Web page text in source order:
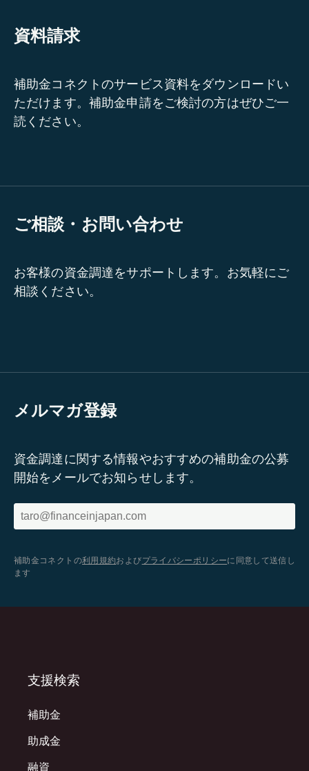
資料請求
補助金コネクトのサービス資料をダウンロードい
ただけます。補助金申請をご検討の方はぜひご一
読ください。
ご相談・お問い合わせ
お客様の資金調達をサポートします。お気軽にご
相談ください。
メルマガ登録
資金調達に関する情報やおすすめの補助金の公募
開始をメールでお知らせします。
補助金コネクトの利用規約およびプライバシーポリシーに同意して送信し
ます
支援検索
補助金
助成金
融資